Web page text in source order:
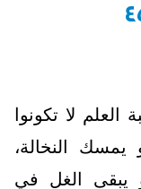
لا تكونوا
النخالة،
يبقى الغل في